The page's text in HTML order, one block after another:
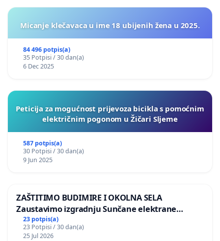
Micanje klečavaca u ime 18 ubijenih žena u 2025.
84 496 potpis(a)
35 Potpisi / 30 dan(a)
6 Dec 2025
Peticija za mogućnost prijevoza bicikla s pomoćnim
električnim pogonom u Žičari Sljeme
587 potpis(a)
30 Potpisi / 30 dan(a)
9 Jun 2025
ZAŠTITIMO BUDIMIRE I OKOLNA SELA
Zaustavimo izgradnju Sunčane elektrane
Vedrine na području Ugljana
23 potpis(a)
23 Potpisi / 30 dan(a)
25 Jul 2026